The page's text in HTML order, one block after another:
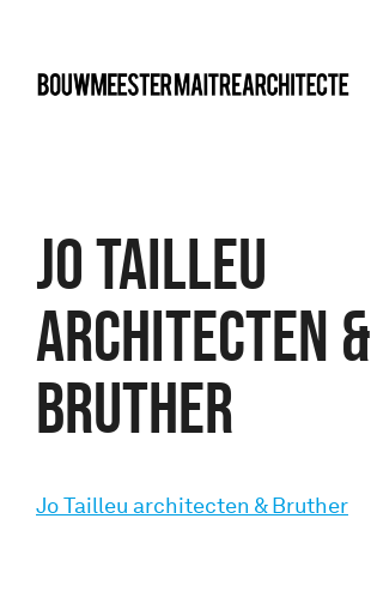
Jo Tailleu
architecten &
Bruther
Jo Tailleu architecten & Bruther